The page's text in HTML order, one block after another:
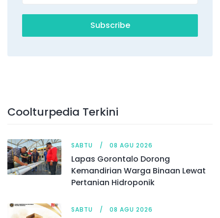
Subscribe
Coolturpedia Terkini
SABTU 08 AGU 2026
Lapas Gorontalo Dorong
Kemandirian Warga Binaan Lewat
Pertanian Hidroponik
SABTU 08 AGU 2026